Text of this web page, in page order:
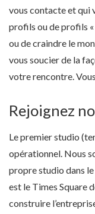
vous contacte et qui
profils ou de profils «
ou de craindre le
vous soucier de la
votre rencontre.
Rejoignez
Le premier studio
opérationnel. Nous
propre studio dans
est le Times Square
construire